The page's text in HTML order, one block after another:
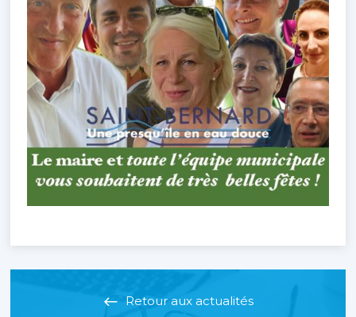
Retour aux actualités